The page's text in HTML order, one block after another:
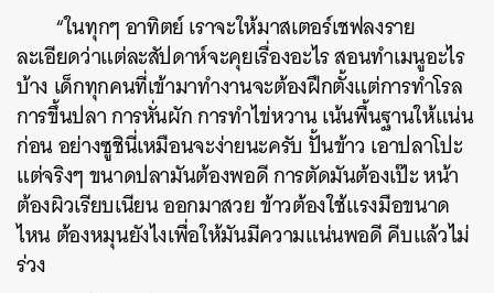
“ในทุกๆ อาทิตย์ เราจะให้มาสเตอร์เชฟลงราย
ละเอียดว่าแต่ละสัปดาห์จะคุยเรื่องอะไร สอนทำเมนูอะไร
บ้าง เด็กทุกคนที่เข้ามาทำงานจะต้องฝึกตั้งแต่การทำโรล
การขึ้นปลา การหั่นผัก การทำไข่หวาน เน้นพื้นฐานให้แน่น
ก่อน อย่างซูชินี่เหมือนจะง่ายนะครับ ปั้นข้าว เอาปลาโปะ
แต่จริงๆ ขนาดปลามันต้องพอดี การตัดมันต้องเป๊ะ หน้า
ต้องผิวเรียบเนียน ออกมาสวย ข้าวต้องใช้แรงมือขนาด
ไหน ต้องหมุนยังไงเพื่อให้มันมีความแน่นพอดี คีบแล้วไม่
ร่วง